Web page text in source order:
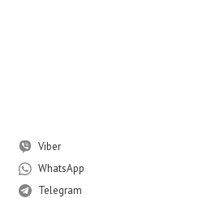
Viber
WhatsApp
Telegram